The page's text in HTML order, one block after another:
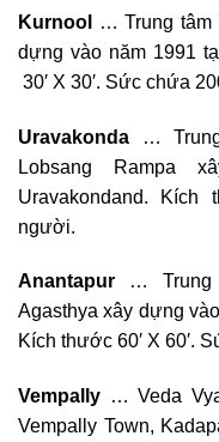
Kurnool
… Trung tâm
dựng vào năm 1991
30′ X 30′. Sức chứa
Uravakonda …
Lobsang Rampa
Uravakondand.
người.
Anantapur … Trung
Agasthya xây dựng
Kích thước 60′ X 60′.
Vempally … Veda
Vempally Town,